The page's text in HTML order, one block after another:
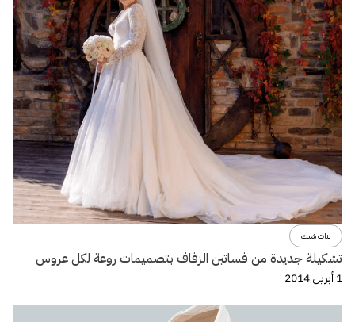
بنات شيك
تشكيلة جديدة من فساتين الزفاف بتصميمات روعة لكل عروس
1 أبريل 2014